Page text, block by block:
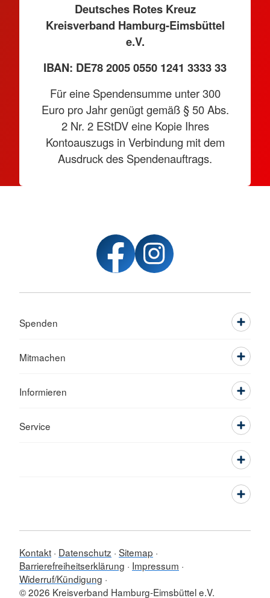
Deutsches Rotes Kreuz
Kreisverband Hamburg-Eimsbüttel
e.V.
IBAN: DE78 2005 0550 1241 3333 33
Für eine Spendensumme unter 300
Euro pro Jahr genügt gemäß § 50 Abs.
2 Nr. 2 EStDV eine Kopie Ihres
Kontoauszugs in Verbindung mit dem
Ausdruck des Spendenauftrags.
Spenden
Mitmachen
Informieren
Service
Kontakt Datenschutz Sitemap
Barrierefreiheitserklärung
Impressum
Widerruf/Kündigung
© 2026 Kreisverband Hamburg-Eimsbüttel e.V.